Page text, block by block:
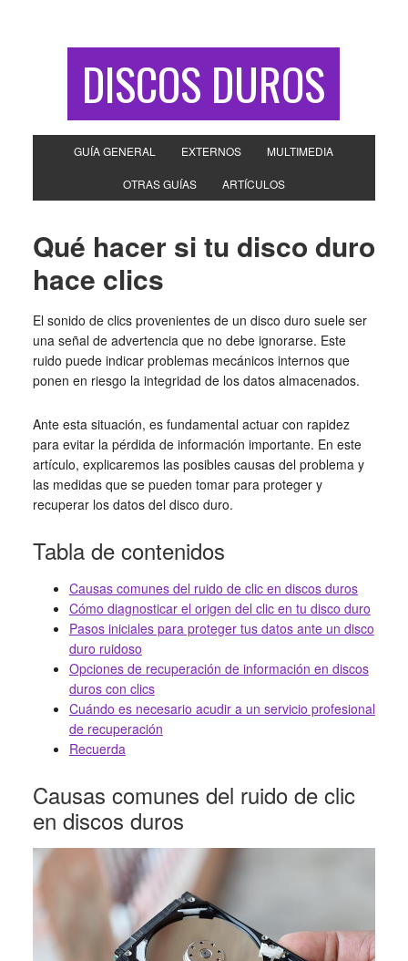
DISCOS DUROS
GUÍA GENERAL EXTERNOS MULTIMEDIA
OTRAS GUÍAS ARTÍCULOS
Qué hacer si tu disco duro
hace clics
El sonido de clics provenientes de un disco duro suele ser
una señal de advertencia que no debe ignorarse. Este
ruido puede indicar problemas mecánicos internos que
ponen en riesgo la integridad de los datos almacenados.
Ante esta situación, es fundamental actuar con rapidez
para evitar la pérdida de información importante. En este
artículo, explicaremos las posibles causas del problema y
las medidas que se pueden tomar para proteger y
recuperar los datos del disco duro.
Tabla de contenidos
Causas comunes del ruido de clic en discos duros
Cómo diagnosticar el origen del clic en tu disco duro
Pasos iniciales para proteger tus datos ante un disco
duro ruidoso
Opciones de recuperación de información en discos
duros con clics
Cuándo es necesario acudir a un servicio profesional
de recuperación
Recuerda
Causas comunes del ruido de clic
en discos duros